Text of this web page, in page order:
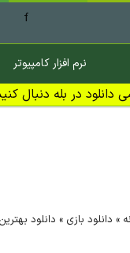
f
نرم افزار کامپیوتر
در بله دنبال
» دانلود بازی » دانلود